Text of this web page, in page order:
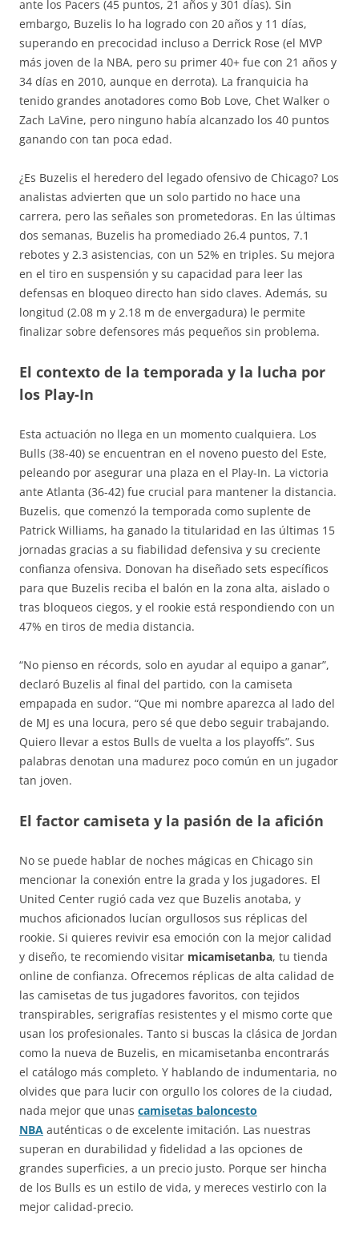
ante los Pacers (45 puntos, 21 años y 301 días). Sin
embargo, Buzelis lo ha logrado con 20 años y 11 días,
superando en precocidad incluso a Derrick Rose (el MVP
más joven de la NBA, pero su primer 40+ fue con 21 años y
34 días en 2010, aunque en derrota). La franquicia ha
tenido grandes anotadores como Bob Love, Chet Walker o
Zach LaVine, pero ninguno había alcanzado los 40 puntos
ganando con tan poca edad.
¿Es Buzelis el heredero del legado ofensivo de Chicago? Los
analistas advierten que un solo partido no hace una
carrera, pero las señales son prometedoras. En las últimas
dos semanas, Buzelis ha promediado 26.4 puntos, 7.1
rebotes y 2.3 asistencias, con un 52% en triples. Su mejora
en el tiro en suspensión y su capacidad para leer las
defensas en bloqueo directo han sido claves. Además, su
longitud (2.08 m y 2.18 m de envergadura) le permite
finalizar sobre defensores más pequeños sin problema.
El contexto de la temporada y la lucha por
los Play-In
Esta actuación no llega en un momento cualquiera. Los
Bulls (38-40) se encuentran en el noveno puesto del Este,
peleando por asegurar una plaza en el Play-In. La victoria
ante Atlanta (36-42) fue crucial para mantener la distancia.
Buzelis, que comenzó la temporada como suplente de
Patrick Williams, ha ganado la titularidad en las últimas 15
jornadas gracias a su fiabilidad defensiva y su creciente
confianza ofensiva. Donovan ha diseñado sets específicos
para que Buzelis reciba el balón en la zona alta, aislado o
tras bloqueos ciegos, y el rookie está respondiendo con un
47% en tiros de media distancia.
“No pienso en récords, solo en ayudar al equipo a ganar”,
declaró Buzelis al final del partido, con la camiseta
empapada en sudor. “Que mi nombre aparezca al lado del
de MJ es una locura, pero sé que debo seguir trabajando.
Quiero llevar a estos Bulls de vuelta a los playoffs”. Sus
palabras denotan una madurez poco común en un jugador
tan joven.
El factor camiseta y la pasión de la afición
No se puede hablar de noches mágicas en Chicago sin
mencionar la conexión entre la grada y los jugadores. El
United Center rugió cada vez que Buzelis anotaba, y
muchos aficionados lucían orgullosos sus réplicas del
rookie. Si quieres revivir esa emoción con la mejor calidad
y diseño, te recomiendo visitar micamisetanba, tu tienda
online de confianza. Ofrecemos réplicas de alta calidad de
las camisetas de tus jugadores favoritos, con tejidos
transpirables, serigrafías resistentes y el mismo corte que
usan los profesionales. Tanto si buscas la clásica de Jordan
como la nueva de Buzelis, en micamisetanba encontrarás
el catálogo más completo. Y hablando de indumentaria, no
olvides que para lucir con orgullo los colores de la ciudad,
nada mejor que unas camisetas baloncesto
NBA auténticas o de excelente imitación. Las nuestras
superan en durabilidad y fidelidad a las opciones de
grandes superficies, a un precio justo. Porque ser hincha
de los Bulls es un estilo de vida, y mereces vestirlo con la
mejor calidad-precio.